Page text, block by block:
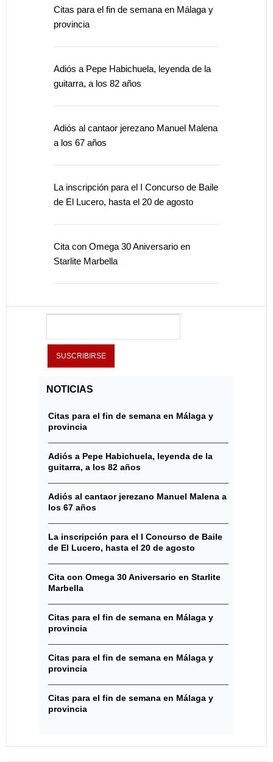
Citas para el fin de semana en Málaga y
provincia
Adiós a Pepe Habichuela, leyenda de la
guitarra, a los 82 años
Adiós al cantaor jerezano Manuel Malena
a los 67 años
La inscripción para el I Concurso de Baile
de El Lucero, hasta el 20 de agosto
Cita con Omega 30 Aniversario en
Starlite Marbella
NOTICIAS
Citas para el fin de semana en Málaga y
provincia
Adiós a Pepe Habichuela, leyenda de la
guitarra, a los 82 años
Adiós al cantaor jerezano Manuel Malena a
los 67 años
La inscripción para el I Concurso de Baile
de El Lucero, hasta el 20 de agosto
Cita con Omega 30 Aniversario en Starlite
Marbella
Citas para el fin de semana en Málaga y
provincia
Citas para el fin de semana en Málaga y
provincia
Citas para el fin de semana en Málaga y
provincia